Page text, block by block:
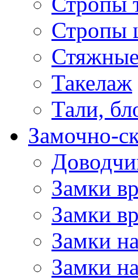
Стропы
Такелаж
Тали,
Замочно-
Замки
Замки
Замки
Замки